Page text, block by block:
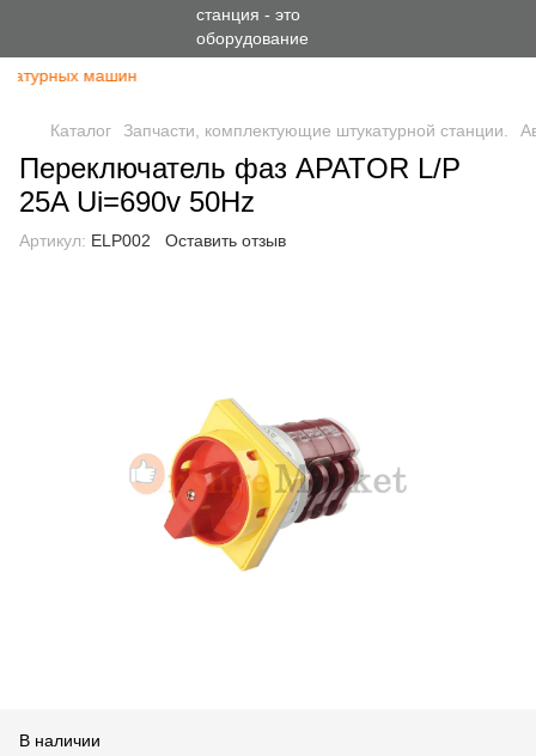
машин
Каталог Запчасти, комплектующие штукатурной станции.
Переключатель фаз APATOR L/P
25A Ui=690v 50Hz
Артикул: ELP002 Оставить отзыв
В наличии